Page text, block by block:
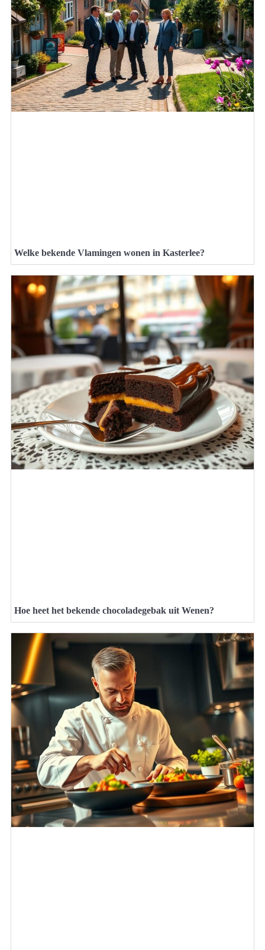
Welke bekende Vlamingen wonen in Kasterlee?
Hoe heet het bekende chocoladegebak uit Wenen?